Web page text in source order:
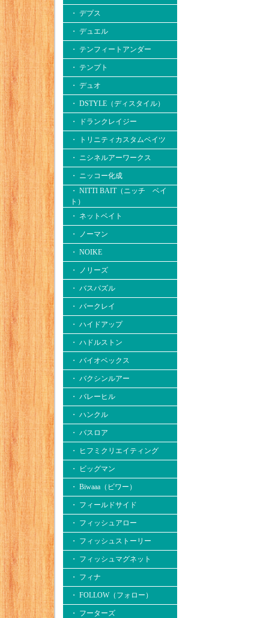
・ デプス
・ デュエル
・ テンフィートアンダー
・ テンプト
・ デュオ
・ DSTYLE（ディスタイル）
・ ドランクレイジー
・ トリニティカスタムベイツ
・ ニシネルアーワークス
・ ニッコー化成
・ NITTI BAIT（ニッチ ベイ
ト）
・ ネットベイト
・ ノーマン
・ NOIKE
・ ノリーズ
・ バスパズル
・ バークレイ
・ ハイドアップ
・ ハドルストン
・ バイオベックス
・ バクシンルアー
・ バレーヒル
・ ハンクル
・ バスロア
・ ヒフミクリエイティング
・ ビッグマン
・ Biwaaa（ビワー）
・ フィールドサイド
・ フィッシュアロー
・ フィッシュストーリー
・ フィッシュマグネット
・ フィナ
・ FOLLOW（フォロー）
・ フーターズ